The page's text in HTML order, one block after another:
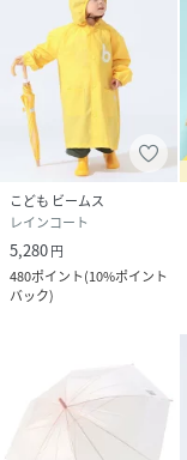
こども ビームス
レインコート
5,280円
480ポイント(10%ポイント
バック)